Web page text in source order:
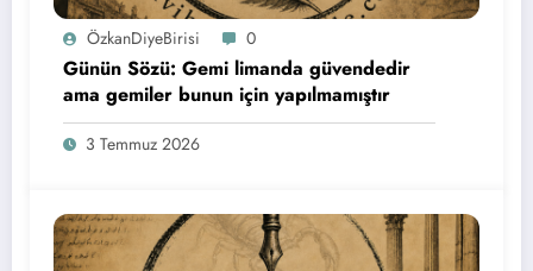
ÖzkanDiyeBirisi 0
Günün Sözü: Gemi limanda güvendedir
ama gemiler bunun için yapılmamıştır
3 Temmuz 2026